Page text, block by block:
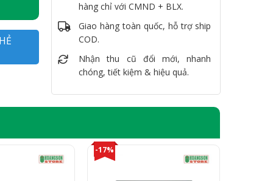
hàng chỉ với CMND + BLX.
Giao hàng toàn quốc, hỗ trợ ship
COD.
Nhận thu cũ đổi mới, nhanh
chóng, tiết kiệm & hiệu quả.
-17%